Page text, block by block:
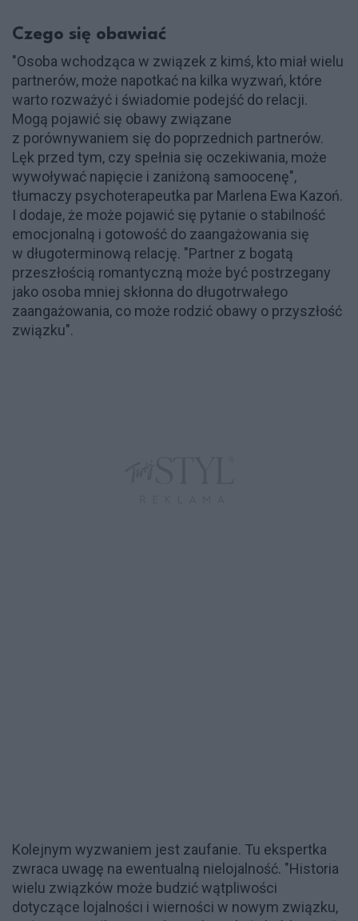
Czego się obawiać
"Osoba wchodząca w związek z kimś, kto miał wielu
partnerów, może napotkać na kilka wyzwań, które
warto rozważyć i świadomie podejść do relacji.
Mogą pojawić się obawy związane
z porównywaniem się do poprzednich partnerów.
Lęk przed tym, czy spełnia się oczekiwania, może
wywoływać napięcie i zaniżoną samoocenę",
tłumaczy psychoterapeutka par Marlena Ewa Kazoń.
I dodaje, że może pojawić się pytanie o stabilność
emocjonalną i gotowość do zaangażowania się
w długoterminową relację. "Partner z bogatą
przeszłością romantyczną może być postrzegany
jako osoba mniej skłonna do długotrwałego
zaangażowania, co może rodzić obawy o przyszłość
związku".
Kolejnym wyzwaniem jest zaufanie. Tu ekspertka
zwraca uwagę na ewentualną nielojalność. "Historia
wielu związków może budzić wątpliwości
dotyczące lojalności i wierności w nowym związku,